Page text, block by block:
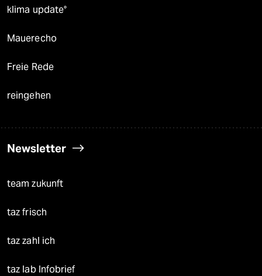
klima update°
Mauerecho
Freie Rede
reingehen
Newsletter
team zukunft
taz frisch
taz zahl ich
taz lab Infobrief